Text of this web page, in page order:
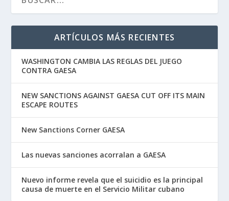
ARTÍCULOS MÁS RECIENTES
WASHINGTON CAMBIA LAS REGLAS DEL JUEGO
CONTRA GAESA
NEW SANCTIONS AGAINST GAESA CUT OFF ITS MAIN
ESCAPE ROUTES
New Sanctions Corner GAESA
Las nuevas sanciones acorralan a GAESA
Nuevo informe revela que el suicidio es la principal
causa de muerte en el Servicio Militar cubano